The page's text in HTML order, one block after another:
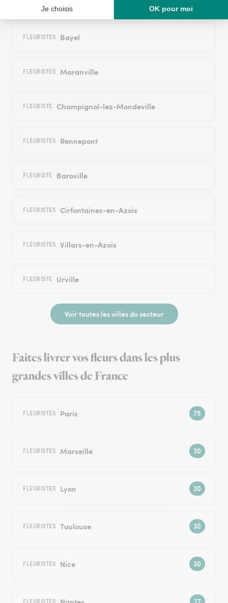
FLEURISTES Bayel
FLEURISTES Maranville
FLEURISTE Champignol-lez-Mondeville
FLEURISTES Rennepont
FLEURISTE Baroville
FLEURISTES Cirfontaines-en-Azois
FLEURISTES Villars-en-Azois
FLEURISTE Urville
Voir toutes les villes du secteur
Faites livrer vos fleurs dans les plus
grandes villes de France
FLEURISTES Paris
FLEURISTES Marseille
FLEURISTES Lyon
FLEURISTES Toulouse
FLEURISTES Nice
FLEURISTES